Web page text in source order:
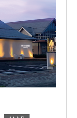
利で最大
用のURLをEメ
たします。必要
たします。分割
いただきま
希望のお客様は